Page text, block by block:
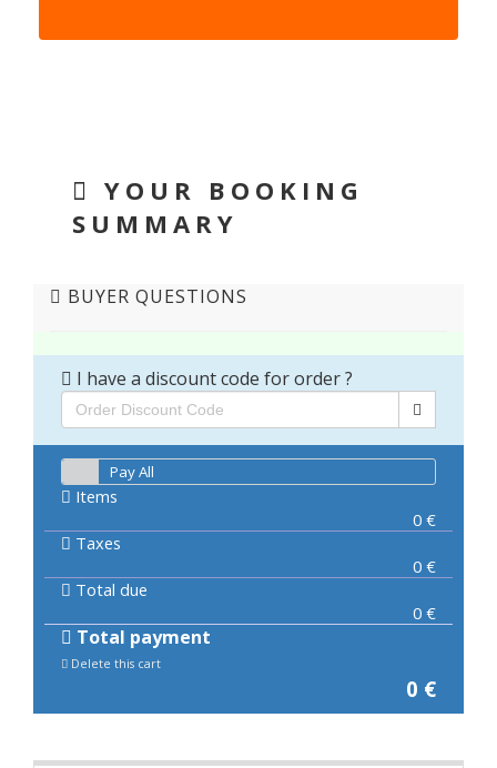
YOUR BOOKING
SUMMARY
BUYER QUESTIONS
I have a discount code for order ?
Pay All
Items
0 €
Taxes
0 €
Total due
0 €
Total payment
Delete this cart
0 €